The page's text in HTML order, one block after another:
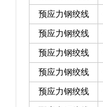
预应力钢绞线
预应力钢绞线
预应力钢绞线
预应力钢绞线
预应力钢绞线